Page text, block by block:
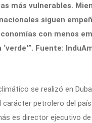
más vulnerables.
siguen
con menos
Fuente:
se realizó en
petrolero del
es director ejecutivo